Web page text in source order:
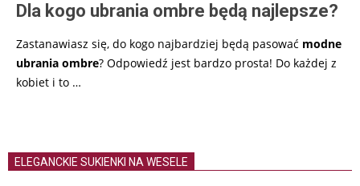
Dla kogo ubrania ombre będą najlepsze?
Zastanawiasz się, do kogo najbardziej będą pasować modne
ubrania ombre? Odpowiedź jest bardzo prosta! Do każdej z
kobiet i to …
ELEGANCKIE SUKIENKI NA WESELE